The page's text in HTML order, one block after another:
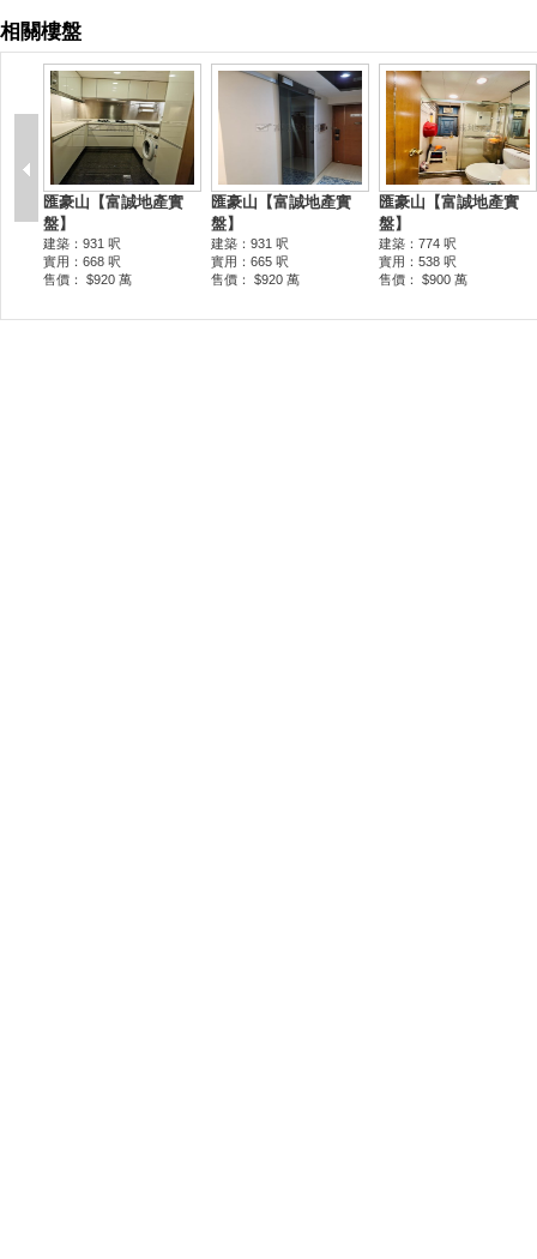
相關樓盤
匯豪山【富誠地產實
盤】
建築：931 呎
實用：668 呎
售價： $920 萬
匯豪山【富誠地產實
盤】
建築：931 呎
實用：665 呎
售價： $920 萬
匯豪山【富誠地產實
盤】
建築：774 呎
實用：538 呎
售價： $900 萬